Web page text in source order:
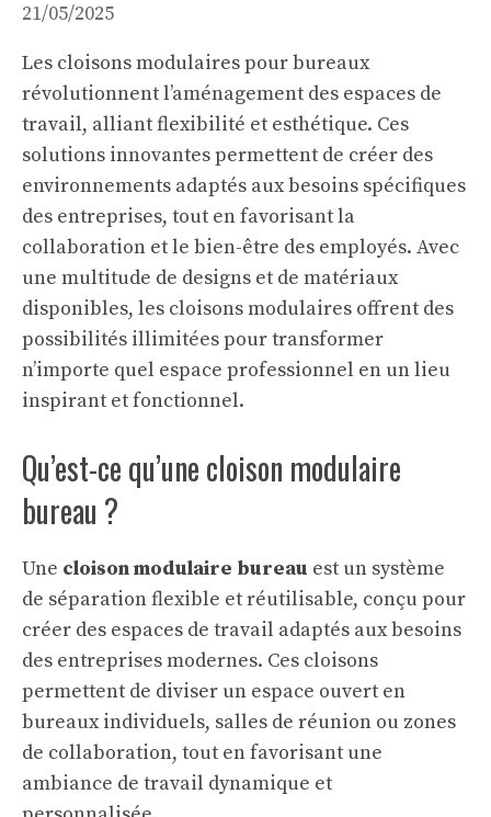
21/05/2025
Les cloisons modulaires pour bureaux
révolutionnent l’aménagement des espaces de
travail, alliant flexibilité et esthétique. Ces
solutions innovantes permettent de créer des
environnements adaptés aux besoins spécifiques
des entreprises, tout en favorisant la
collaboration et le bien-être des employés. Avec
une multitude de designs et de matériaux
disponibles, les cloisons modulaires offrent des
possibilités illimitées pour transformer
n’importe quel espace professionnel en un lieu
inspirant et fonctionnel.
Qu’est-ce qu’une cloison modulaire
bureau ?
Une cloison modulaire bureau est un système
de séparation flexible et réutilisable, conçu pour
créer des espaces de travail adaptés aux besoins
des entreprises modernes. Ces cloisons
permettent de diviser un espace ouvert en
bureaux individuels, salles de réunion ou zones
de collaboration, tout en favorisant une
ambiance de travail dynamique et